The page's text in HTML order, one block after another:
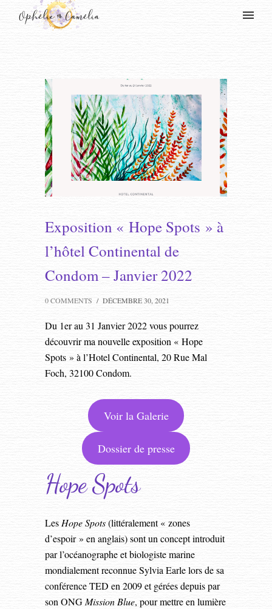
Exposition « Hope Spots » à
l’hôtel Continental de
Condom – Janvier 2022
0 COMMENTS / DÉCEMBRE 30, 2021
Du 1er au 31 Janvier 2022 vous pourrez
découvrir ma nouvelle exposition « Hope
Spots » à l’Hotel Continental, 20 Rue Mal
Foch, 32100 Condom.
Voir la Galerie
Dossier de presse
Hope Spots
LesHope Spots(littéralement « zones
d’espoir » en anglais) sont un concept introduit
par l’océanographe et biologiste marine
mondialement reconnue Sylvia Earle lors de sa
conférence TED en 2009 et gérées depuis par
son ONGMission Blue, pour mettre en lumière